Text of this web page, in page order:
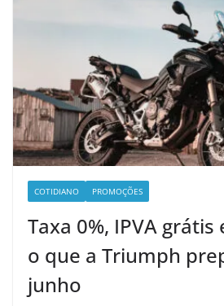
COTIDIANO PROMOÇÕES
Taxa 0%, IPVA grátis
o que a Triumph
junho